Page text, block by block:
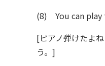
(8) You can play
[ピアノ弾けたよ
う。]